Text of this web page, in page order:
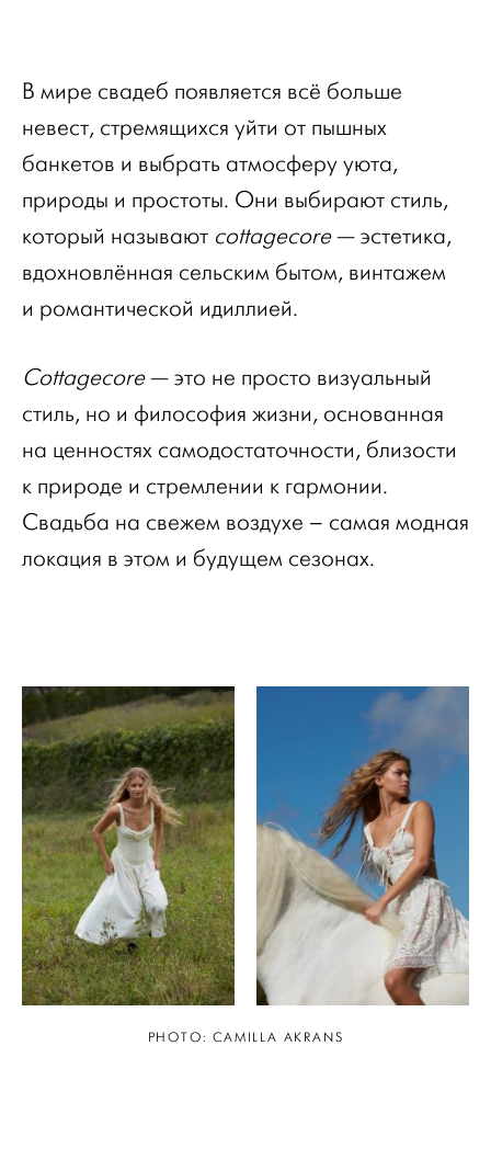
В мире свадеб появляется всё больше
невест, стремящихся уйти от пышных
банкетов и выбрать атмосферу уюта,
природы и простоты. Они выбирают стиль,
который называют cottagecore— эстетика,
вдохновлённая сельским бытом, винтажем
и романтической идиллией.
Cottagecore— это не просто визуальный
стиль, но и философия жизни, основанная
на ценностях самодостаточности, близости
к природе и стремлении к гармонии.
Свадьба на свежем воздухе – самая модная
локация в этом и будущем сезонах.
PHOTO: CAMILLA AKRANS